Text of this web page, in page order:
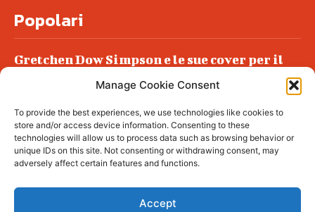
Manage Cookie Consent
To provide the best experiences, we use technologies like cookies to
store and/or access device information. Consenting to these
technologies will allow us to process data such as browsing behavior or
unique IDs on this site. Not consenting or withdrawing consent, may
adversely affect certain features and functions.
Accept
Popolari
Gretchen Dow Simpson e le sue cover per il
Podlech, il Cile lo ha condannato
all’ergastolo
Era ubriaca…